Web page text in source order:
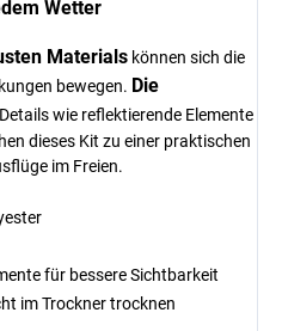
Wetter
Materials können sich die
bewegen. Die
wie reflektierende Elemente
dieses Kit zu einer praktischen
im Freien.
für bessere Sichtbarkeit
im Trockner trocknen